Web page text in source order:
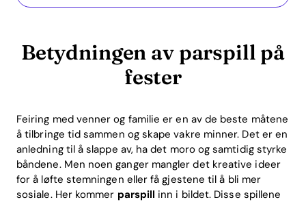
Betydningen av parspill på
fester
Feiring med venner og familie er en av de beste måtene
å tilbringe tid sammen og skape vakre minner. Det er en
anledning til å slappe av, ha det moro og samtidig styrke
båndene. Men noen ganger mangler det kreative ideer
for å løfte stemningen eller få gjestene til å bli mer
sosiale. Her kommer parspill inn i bildet. Disse spillene